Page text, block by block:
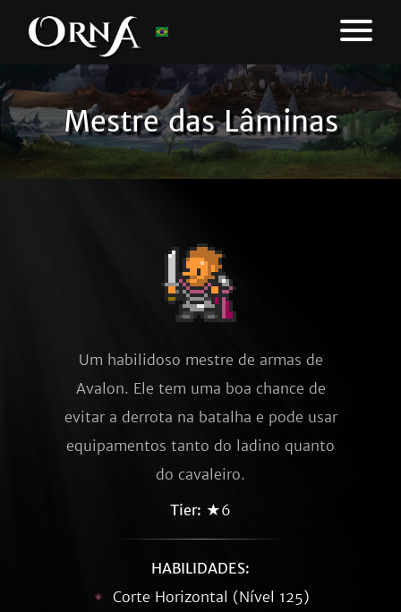
Mestre das Lâminas
Um habilidoso mestre de armas de
Avalon. Ele tem uma boa chance de
evitar a derrota na batalha e pode usar
equipamentos tanto do ladino quanto
do cavaleiro.
Tier: ★6
HABILIDADES:
Corte Horizontal (Nível 125)